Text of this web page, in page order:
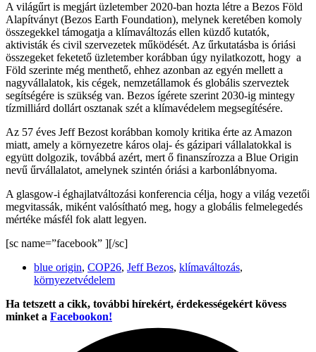
A világűrt is megjárt üzletember 2020-ban hozta létre a Bezos Föld
Alapítványt (Bezos Earth Foundation), melynek keretében komoly
összegekkel támogatja a klímaváltozás ellen küzdő kutatók,
aktivisták és civil szervezetek működését. Az űrkutatásba is óriási
összegeket feketető üzletember korábban úgy nyilatkozott, hogy a
Föld szerinte még menthető, ehhez azonban az egyén mellett a
nagyvállalatok, kis cégek, nemzetállamok és globális szerveztek
segítségére is szükség van. Bezos ígérete szerint 2030-ig mintegy
tízmilliárd dollárt osztanak szét a klímavédelem megsegítésére.
Az 57 éves Jeff Bezost korábban komoly kritika érte az Amazon
miatt, amely a környezetre káros olaj- és gázipari vállalatokkal is
együtt dolgozik, továbbá azért, mert ő finanszírozza a Blue Origin
nevű űrvállalatot, amelynek szintén óriási a karbonlábnyoma.
A glasgow-i éghajlatváltozási konferencia célja, hogy a világ vezetői
megvitassák, miként valósítható meg, hogy a globális felmelegedés
mértéke másfél fok alatt legyen.
[sc name=”facebook” ][/sc]
blue origin, COP26, Jeff Bezos, klímaváltozás,
környezetvédelem
Ha tetszett a cikk, további hírekért, érdekességekért kövess
minket a Facebookon!